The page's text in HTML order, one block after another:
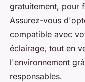
gratuitement, pour
Assurez-vous
compatible avec
éclairage, tout en
l'environnement
responsables.